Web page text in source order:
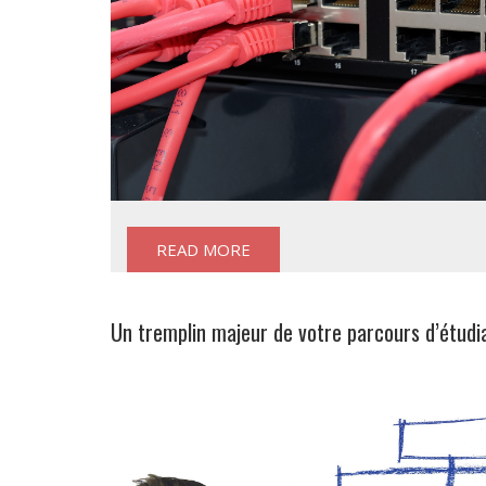
READ MORE
Un tremplin majeur de votre parcours